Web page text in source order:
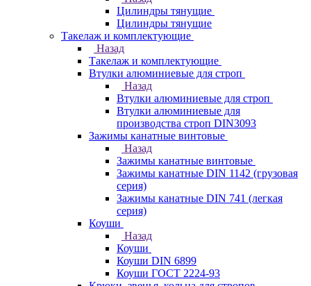
Цилиндры тянущие
Цилиндры тянущие
Такелаж и комплектующие
Назад
Такелаж и комплектующие
Втулки алюминиевые для строп
Назад
Втулки алюминиевые для строп
Втулки алюминиевые для
производства строп DIN3093
Зажимы канатные винтовые
Назад
Зажимы канатные винтовые
Зажимы канатные DIN 1142 (грузовая
серия)
Зажимы канатные DIN 741 (легкая
серия)
Коуши
Назад
Коуши
Коуши DIN 6899
Коуши ГОСТ 2224-93